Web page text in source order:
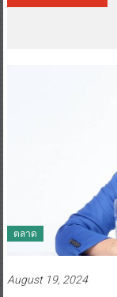
ตลาด
August 19, 2024